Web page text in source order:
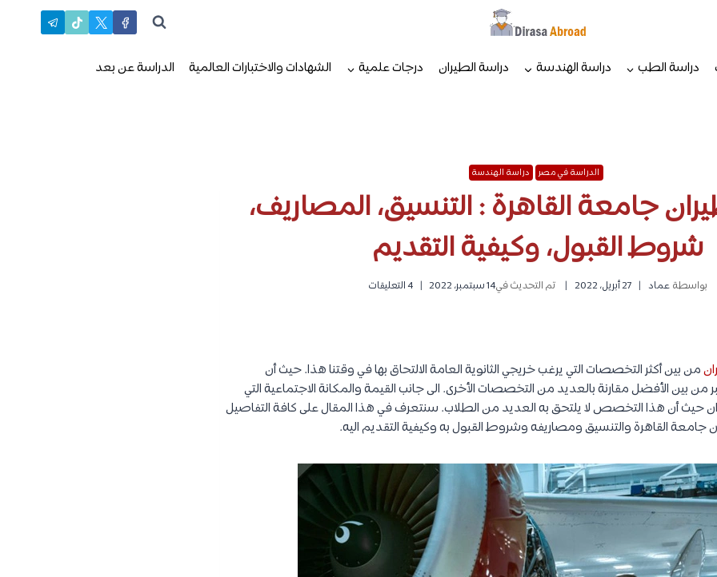
دراسة الطب دراسة الهندسة دراسة الطيران درجات علمية الشهادات والاختبارات العالمية الدراسة عن بعد
الدراسة في مصر دراسة الهندسة
جامعة القاهرة : التنسيق، المصاريف،
شروط القبول، وكيفية التقديم
بواسطة عماد 27 أبريل، 2022 تم التحديث في14 سبتمبر، 2022 4 التعليقات
من بين أكثر التخصصات التي يرغب خريجي الثانوية العامة الالتحاق بها في وقتنا هذا. حيث أن
الأفضل مقارنة بالعديد من التخصصات الأخرى. الى جانب القيمة والمكانة الاجتماعية التي
حيث أن هذا التخصص لا يلتحق به العديد من الطلاب. سنتعرف في هذا المقال على كافة التفاصيل
القاهرة والتنسيق ومصاريفه وشروط القبول به وكيفية التقديم اليه.